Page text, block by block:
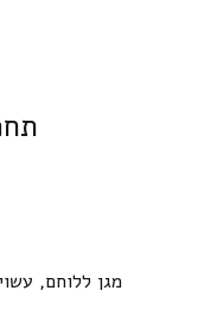
מגן ללוחם,